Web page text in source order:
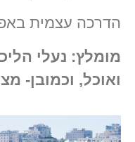
הדרכה עצמית
מומלץ: נעלי
ואוכל, וכמובן-